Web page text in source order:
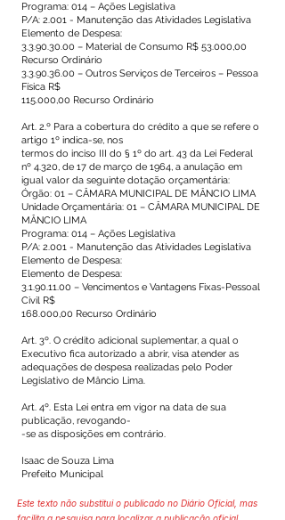
Programa: 014 – Ações Legislativa
P/A: 2.001 - Manutenção das Atividades Legislativa
Elemento de Despesa:
3.3.90.30.00 – Material de Consumo R$ 53.000,00
Recurso Ordinário
3.3.90.36.00 – Outros Serviços de Terceiros – Pessoa
Física R$
115.000,00 Recurso Ordinário
Art. 2.º Para a cobertura do crédito a que se refere o
artigo 1º indica-se, nos
termos do inciso III do § 1º do art. 43 da Lei Federal
nº 4.320, de 17 de março de 1964, a anulação em
igual valor da seguinte dotação orçamentária:
Órgão: 01 – CÂMARA MUNICIPAL DE MÂNCIO LIMA
Unidade Orçamentária: 01 – CÂMARA MUNICIPAL DE
MÂNCIO LIMA
Programa: 014 – Ações Legislativa
P/A: 2.001 - Manutenção das Atividades Legislativa
Elemento de Despesa:
Elemento de Despesa:
3.1.90.11.00 – Vencimentos e Vantagens Fixas-Pessoal
Civil R$
168.000,00 Recurso Ordinário
Art. 3º. O crédito adicional suplementar, a qual o
Executivo fica autorizado a abrir, visa atender as
adequações de despesa realizadas pelo Poder
Legislativo de Mâncio Lima.
Art. 4º. Esta Lei entra em vigor na data de sua
publicação, revogando-
-se as disposições em contrário.
Isaac de Souza Lima
Prefeito Municipal
Este texto não substitui o publicado no Diário Oficial, mas